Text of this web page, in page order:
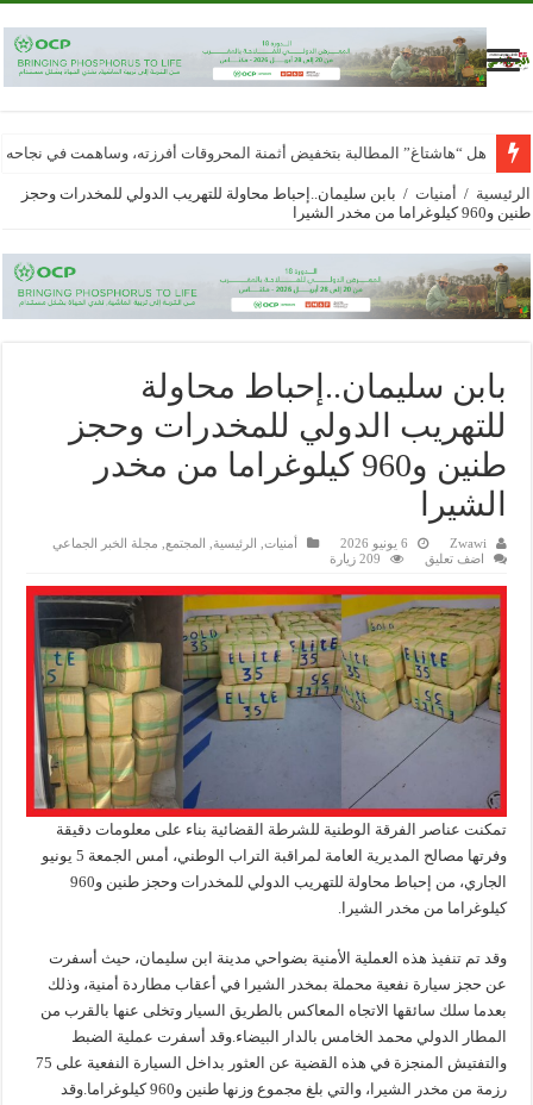
هل “هاشتاغ” المطالبة بتخفيض أثمنة المحروقات أفرزته، وساهمت في
الرئيسية / أمنيات / بابن سليمان..إحباط محاولة للتهريب الدولي للمخدرات وحجز
طنين و960 كيلوغراما من مخدر الشيرا
بابن سليمان..إحباط محاولة
للتهريب الدولي للمخدرات وحجز
طنين و960 كيلوغراما من مخدر
الشيرا
Zwawi 6 يونيو 2026 أمنيات الرئيسية المجتمع
مجلة الخبر الجماعي
اضف تعليق
209 زيارة
تمكنت عناصر الفرقة الوطنية للشرطة القضائية بناء على معلومات دقيقة
وفرتها مصالح المديرية العامة لمراقبة التراب الوطني، أمس الجمعة 5 يونيو
الجاري، من إحباط محاولة للتهريب الدولي للمخدرات وحجز طنين و960
كيلوغراما من مخدر الشيرا.
وقد تم تنفيذ هذه العملية الأمنية بضواحي مدينة ابن سليمان، حيث أسفرت
عن حجز سيارة نفعية محملة بمخدر الشيرا في أعقاب مطاردة أمنية، وذلك
بعدما سلك سائقها الاتجاه المعاكس بالطريق السيار وتخلى عنها بالقرب من
المطار الدولي محمد الخامس بالدار البيضاء.وقد أسفرت عملية الضبط
والتفتيش المنجزة في هذه القضية عن العثور بداخل السيارة النفعية على 75
رزمة من مخدر الشيرا، والتي بلغ مجموع وزنها طنين و960 كيلوغراما.وقد